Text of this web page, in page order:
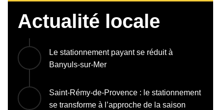
Actualité locale
Le stationnement payant se réduit à
Banyuls-sur-Mer
Saint-Rémy-de-Provence : le stationnement
se transforme à l’approche de la saison